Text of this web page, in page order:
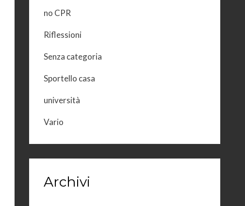
no CPR
Riflessioni
Senza categoria
Sportello casa
università
Vario
Archivi